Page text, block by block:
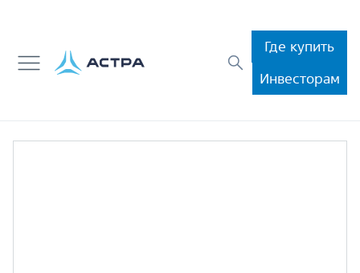
Где купить
Инвесторам